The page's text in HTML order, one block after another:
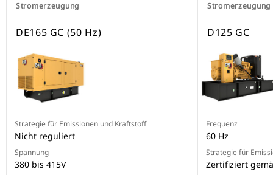
Stromerzeugung
DE165 GC (50 Hz)
Strategie für Emissionen und Kraftstoff
Nicht reguliert
Spannung
380 bis 415V
Stromerzeugung
D125 GC
Frequenz
60 Hz
Strategie für
Zertifiziert